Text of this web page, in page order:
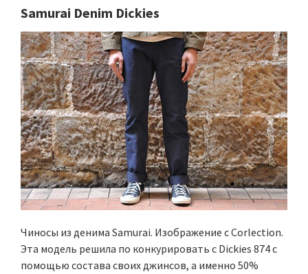
Samurai Denim Dickies
Чиносы из денима Samurai. Изображение с Corlection.
Эта модель решила по конкурировать с Dickies 874 c
помощью состава своих джинсов, а именно 50%